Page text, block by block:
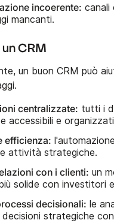
incoerente: canali
mancanti.
un CRM
un buon CRM può
centralizzate: tutti i
accessibili e
efficienza:
attività strategiche.
con i clienti: un
solide con investitori
decisionali: le
strategiche